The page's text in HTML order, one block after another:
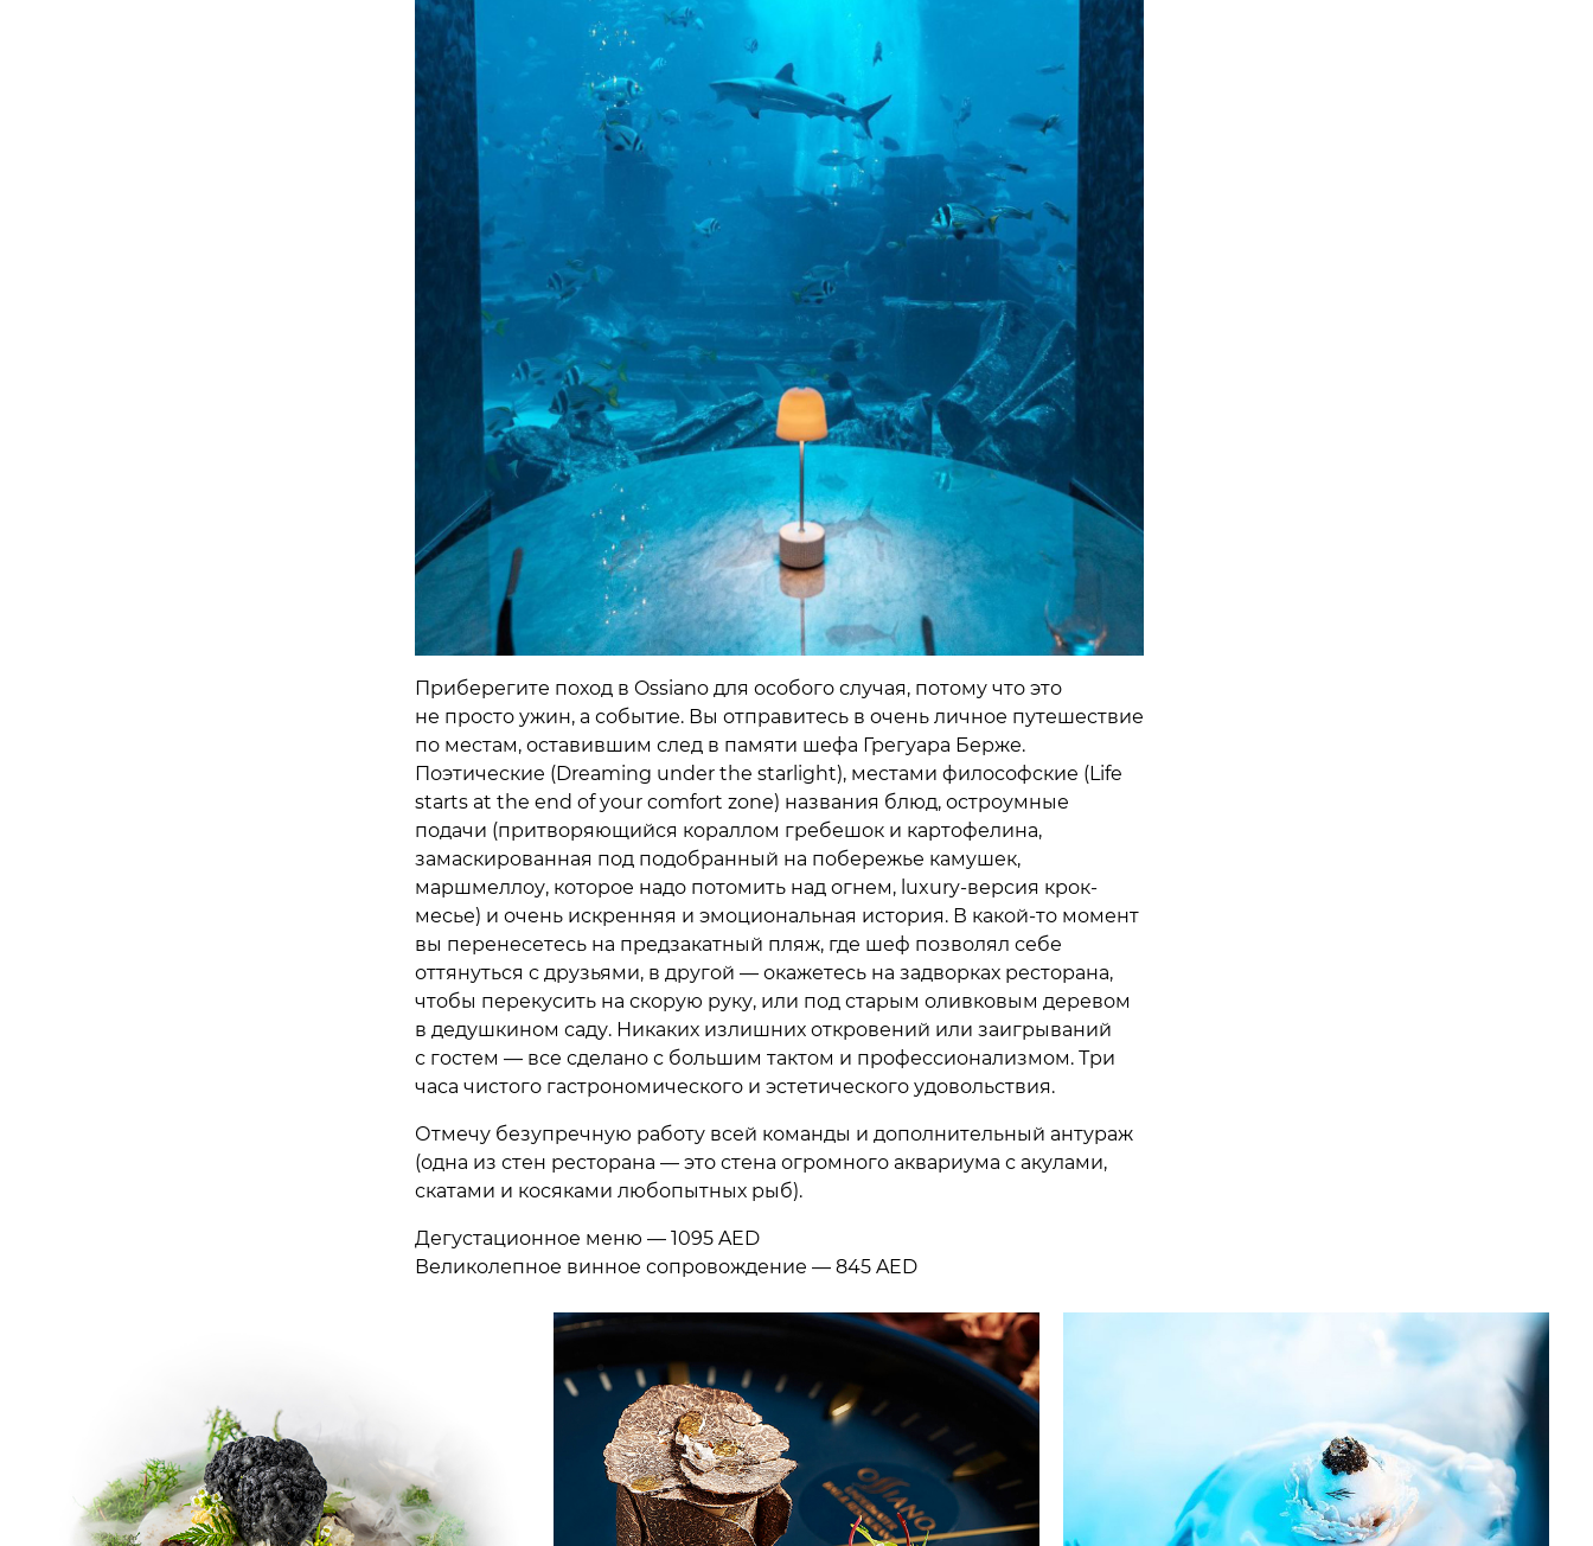
Приберегите поход в Ossiano для особого случая, потому что это
не просто ужин, а событие. Вы отправитесь в очень личное путешествие
по местам, оставившим след в памяти шефа Грегуара Берже.
Поэтические (Dreaming under the starlight), местами философские (Life
starts at the end of your comfort zone) названия блюд, остроумные
подачи (притворяющийся кораллом гребешок и картофелина,
замаскированная под подобранный на побережье камушек,
маршмеллоу, которое надо потомить над огнем, luxury-версия крок-
месье) и очень искренняя и эмоциональная история. В какой-то момент
вы перенесетесь на предзакатный пляж, где шеф позволял себе
оттянуться с друзьями, в другой — окажетесь на задворках ресторана,
чтобы перекусить на скорую руку, или под старым оливковым деревом
в дедушкином саду. Никаких излишних откровений или заигрываний
с гостем — все сделано с большим тактом и профессионализмом. Три
часа чистого гастрономического и эстетического удовольствия.
Отмечу безупречную работу всей команды и дополнительный антураж
(одна из стен ресторана — это стена огромного аквариума с акулами,
скатами и косяками любопытных рыб).
Дегустационное меню — 1095 AED
Великолепное винное сопровождение — 845 AED